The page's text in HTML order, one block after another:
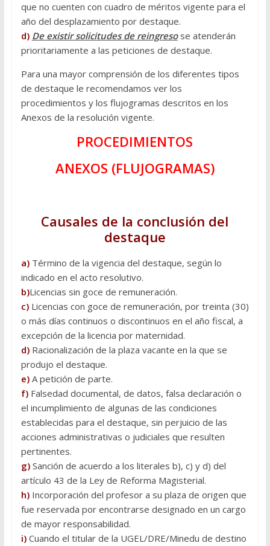
que no cuenten con cuadro de méritos vigente para el
año del desplazamiento por destaque.
d) De existir solicitudes de reingresose atenderán
prioritariamente a las peticiones de destaque.
Para una mayor comprensión de los diferentes tipos
de destaque le recomendamos ver los
procedimientos y los flujogramas descritos en los
Anexos de la resolución vigente.
PROCEDIMIENTOS
ANEXOS (FLUJOGRAMAS)
Causales de la conclusión del
destaque
a) Término de la vigencia del destaque, según lo
indicado en el acto resolutivo.
b)Licencias sin goce de remuneración.
c)Licencias con goce de remuneración, por treinta (30)
o más días continuos o discontinuos en el año fiscal, a
excepción de la licencia por maternidad.
d) Racionalización de la plaza vacante en la que se
produjo el destaque.
e) A petición de parte.
f) Falsedad documental, de datos, falsa declaración o
el incumplimiento de algunas de las condiciones
establecidas para el destaque, sin perjuicio de las
acciones administrativas o judiciales que resulten
pertinentes.
g) Sanción de acuerdo a los literales b), c) y d) del
artículo 43 de la Ley de Reforma Magisterial.
h) Incorporación del profesor a su plaza de origen que
fue reservada por encontrarse designado en un cargo
de mayor responsabilidad.
i)Cuando el titular de la UGEL/DRE/Minedu de destino